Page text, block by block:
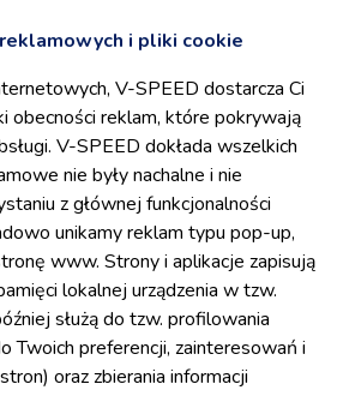
i pliki cookie
V-SPEED dostarcza Ci
obecności reklam, które pokrywają
V-SPEED dokłada wszelkich
nie były nachalne i nie
z głównej funkcjonalności
unikamy reklam typu pop-up,
www. Strony i aplikacje zapisują
lokalnej urządzenia w tzw.
służą do tzw. profilowania
Twoich preferencji, zainteresowań i
oraz zbierania informacji